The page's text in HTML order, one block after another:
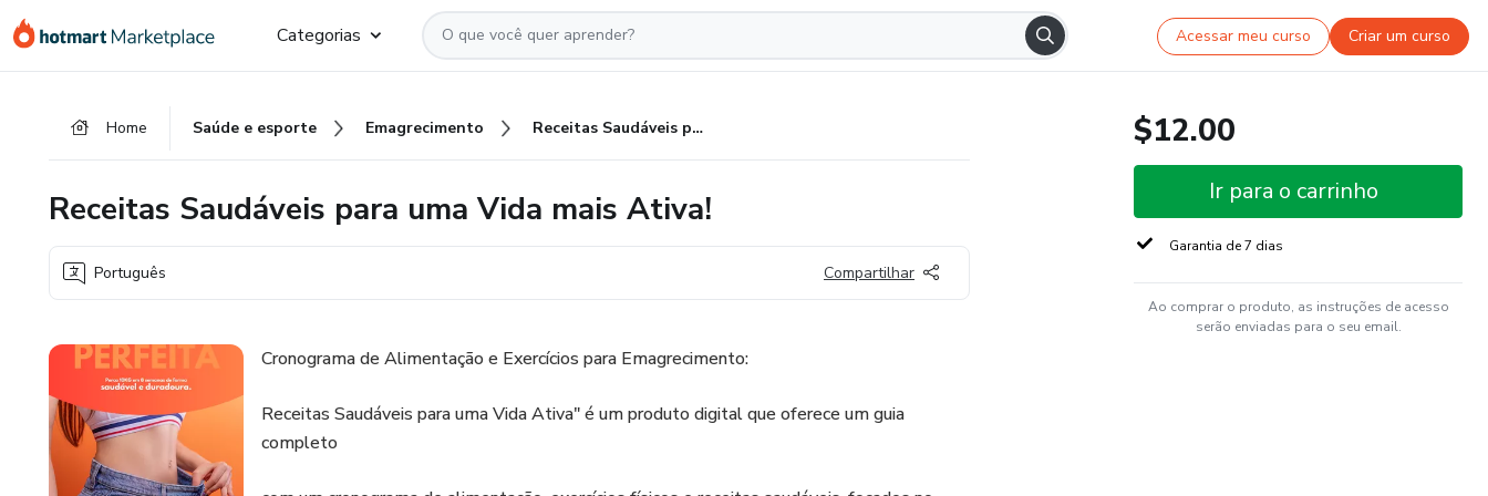
para
para
para
Categorias Acessar meu curso Criar um curso
Home Saúde e esporte Emagrecimento Receitas Saudáveis para uma Vida mais Ativa!
Receitas Saudáveis para uma Vida mais Ativa!
Português Compartilhar
Cronograma de Alimentação e Exercícios para Emagrecimento:
Receitas Saudáveis para uma Vida Ativa" é um produto digital que oferece um guia
completo
$12.00
Ir para o carrinho
Garantia de 7 dias
Ao comprar o produto, as instruções de acesso
serão enviadas para o seu email.